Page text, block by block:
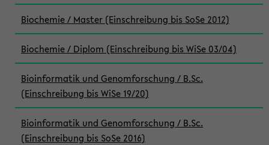
Biochemie / Master (Einschreibung bis SoSe 2012)
Biochemie / Diplom (Einschreibung bis WiSe 03/04)
Bioinformatik und Genomforschung / B.Sc.
(Einschreibung bis WiSe 19/20)
Bioinformatik und Genomforschung / B.Sc.
(Einschreibung bis SoSe 2016)